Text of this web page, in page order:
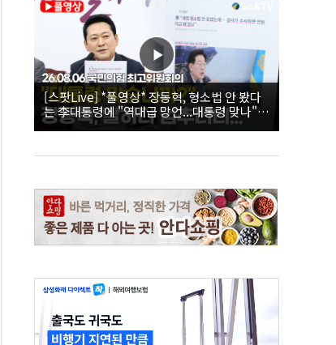
[스팟Live] *풀영상* 장동혁, 형소법 안 봤다
는 李대통령에 "역대급 망언...대통령 맞나"｜
26.08.06 국민의힘 최고위원회의